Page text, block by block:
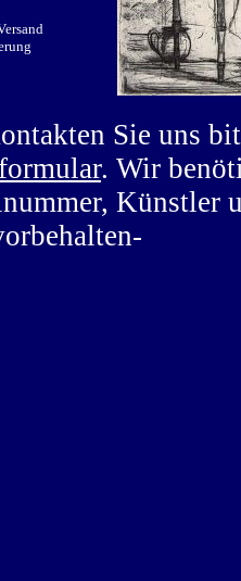
Sie uns
. Wir
Künstler